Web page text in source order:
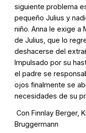
siguiente problema
pequeño Julius y
niño. Anna le exige a
de Julius, que lo
deshacerse del
Impulsado por su
el padre se
ojos finalmente se
necesidades de su
Con Finnlay Berger,
Bruggermann